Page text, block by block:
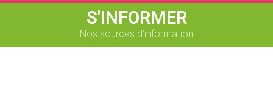
S'INFORMER
Nos sources d’information